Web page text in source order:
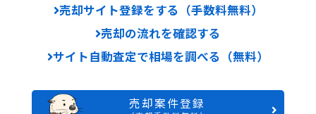
売却サイト登録をする（手数料無料）
売却の流れを確認する
サイト自動査定で相場を調べる（無料）
売却案件登録